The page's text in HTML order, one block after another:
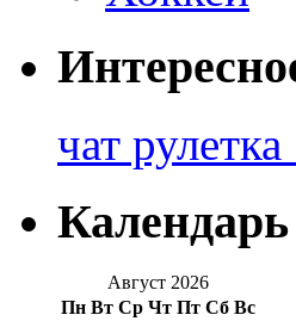
чат
Календарь
Август 2026
Пн Вт Ср Чт Пт Сб Вс